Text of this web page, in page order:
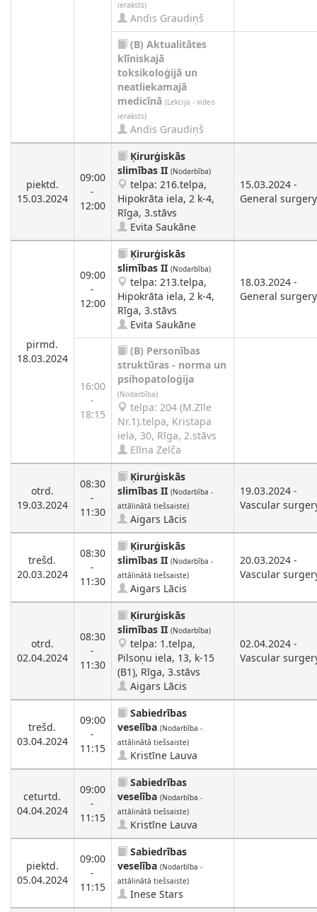
ieraksts)
Andis Graudiņš
(B) Aktualitātes
klīniskajā
toksikoloģijā un
neatliekamajā
medicīnā (Lekcija - video
ieraksts)
Andis Graudiņš
piektd.
15.03.2024
09:00
-
12:00
Ķirurģiskās
slimības II (Nodarbība)
telpa: 216.telpa,
Hipokrāta iela, 2 k-4,
Rīga, 3.stāvs
Evita Saukāne
15.03.2024 -
General
pirmd.
18.03.2024
09:00
-
12:00
Ķirurģiskās
slimības II (Nodarbība)
telpa: 213.telpa,
Hipokrāta iela, 2 k-4,
Rīga, 3.stāvs
Evita Saukāne
18.03.2024 -
General
16:00
-
18:15
(B) Personības
struktūras - norma un
psihopatoloģija
(Nodarbība)
telpa: 204 (M.Zīle
Nr.1).telpa, Kristapa
iela, 30, Rīga, 2.stāvs
Elīna Zelča
otrd.
19.03.2024
08:30
-
11:30
Ķirurģiskās
slimības II (Nodarbība -
attālinātā tiešsaiste)
Aigars Lācis
19.03.2024 -
Vascular
trešd.
20.03.2024
08:30
-
11:30
Ķirurģiskās
slimības II (Nodarbība -
attālinātā tiešsaiste)
Aigars Lācis
20.03.2024 -
Vascular
otrd.
02.04.2024
08:30
-
11:30
Ķirurģiskās
slimības II (Nodarbība)
telpa: 1.telpa,
Pilsoņu iela, 13, k-15
(B1), Rīga, 3.stāvs
Aigars Lācis
02.04.2024 -
Vascular
trešd.
03.04.2024
09:00
-
11:15
Sabiedrības
veselība (Nodarbība -
attālinātā tiešsaiste)
Kristīne Lauva
ceturtd.
04.04.2024
09:00
-
11:15
Sabiedrības
veselība (Nodarbība -
attālinātā tiešsaiste)
Kristīne Lauva
piektd.
05.04.2024
09:00
-
11:15
Sabiedrības
veselība (Nodarbība -
attālinātā tiešsaiste)
Inese Stars